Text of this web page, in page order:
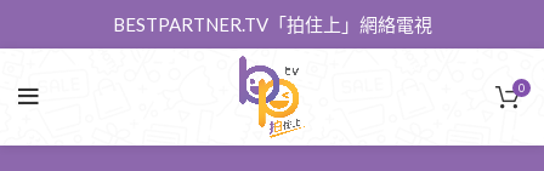
BESTPARTNER.TV「拍住上」網絡電視
0